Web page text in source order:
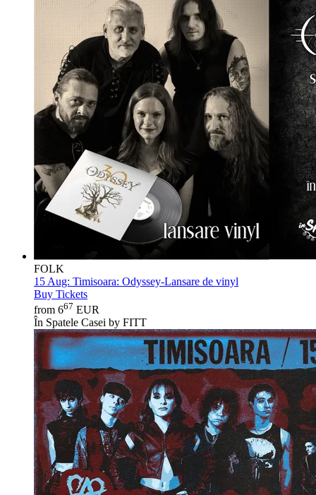
FOLK
15 Aug: Timisoara: Odyssey-Lansare de vinyl
Buy Tickets
from 667 EUR
În Spatele Casei by FITT